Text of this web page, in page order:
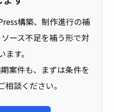
構築、制作進行の補
ース不足を補う形で対
ます。
案件も、まずは条件を
談ください。